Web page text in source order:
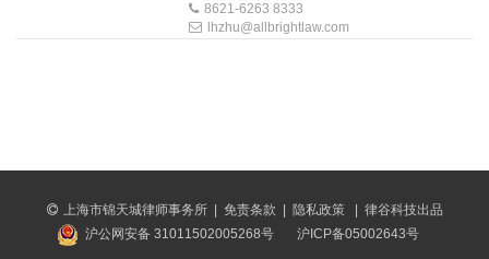
8621-6263 8333
lhzhu@allbrightlaw.com
上海市锦天城律师事务所 免责条款 隐私政策
律谷科技出品
沪公网安备 31011502005268号
沪ICP备05002643号